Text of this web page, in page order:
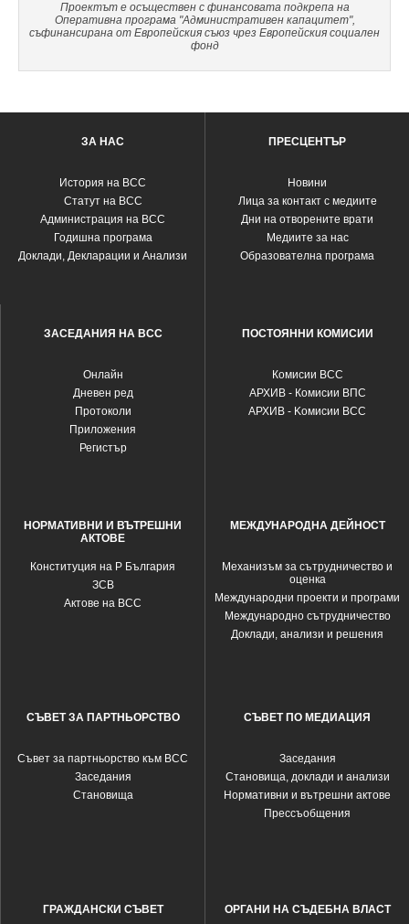
Проектът е осъществен с финансовата подкрепа на
Оперативна програма "Административен капацитет",
съфинансирана от Европейския съюз чрез Европейския социален
фонд
ЗА НАС
История на ВСС
Статут на ВСС
Администрация на ВСС
Годишна програма
Доклади, Декларации и Анализи
ПРЕСЦЕНТЪР
Новини
Лица за контакт с медиите
Дни на отворените врати
Медиите за нас
Образователна програма
ЗАСЕДАНИЯ НА ВСС
Oнлайн
Дневен ред
Протоколи
Приложения
Регистър
ПОСТОЯННИ КОМИСИИ
Комисии ВСС
АРХИВ - Комисии ВПС
АРХИВ - Kомисии ВСС
НОРМАТИВНИ И ВЪТРЕШНИ
АКТОВЕ
Конституция на Р България
ЗСВ
Актове на ВСС
МЕЖДУНАРОДНА ДЕЙНОСТ
Механизъм за сътрудничество и
оценка
Международни проекти и програми
Международно сътрудничество
Доклади, анализи и решения
СЪВЕТ ЗА ПАРТНЬОРСТВО
Съвет за партньорство към ВСС
Заседания
Становища
СЪВЕТ ПО МЕДИАЦИЯ
Заседания
Становища, доклади и анализи
Нормативни и вътрешни актове
Прессъобщения
ГРАЖДАНСКИ СЪВЕТ ОРГАНИ НА СЪДЕБНА ВЛАСТ